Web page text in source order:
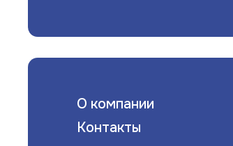
О компании
Контакты